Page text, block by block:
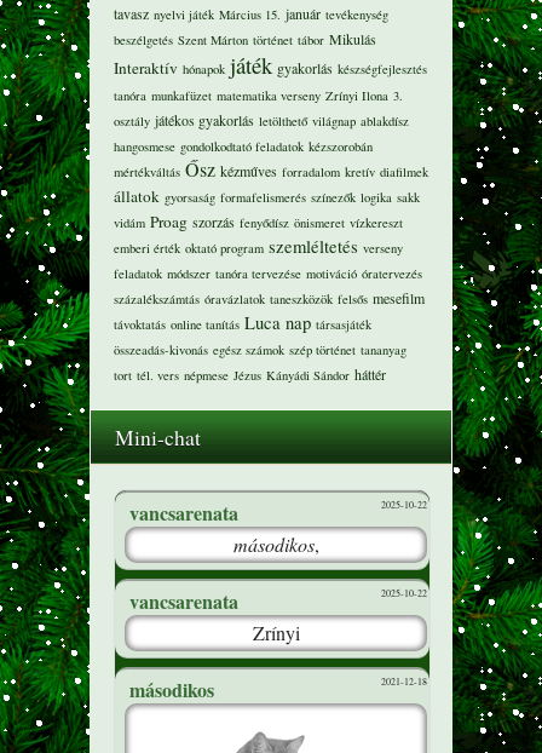
tavasz nyelvi játék Március 15. január tevékenység
beszélgetés Szent Márton történet tábor Mikulás
Interaktív hónapok játék gyakorlás készségfejlesztés
tanóra munkafüzet matematika verseny Zrínyi Ilona 3.
osztály játékos gyakorlás letölthető világnap ablakdísz
hangosmese gondolkodtató feladatok kézszorobán
mértékváltás Ősz kézműves forradalom kretív diafilmek
állatok gyorsaság formafelismerés színezők logika sakk
vidám Proag szorzás fenyődísz önismeret vízkereszt
emberi érték oktató program szemléltetés verseny
feladatok módszer tanóra tervezése motiváció óratervezés
százalékszámtás óravázlatok taneszközök felsős mesefilm
távoktatás online tanítás Luca nap társasjáték
összeadás-kivonás egész számok szép történet tananyag
tort tél. vers népmese Jézus Kányádi Sándor háttér
Mini-chat